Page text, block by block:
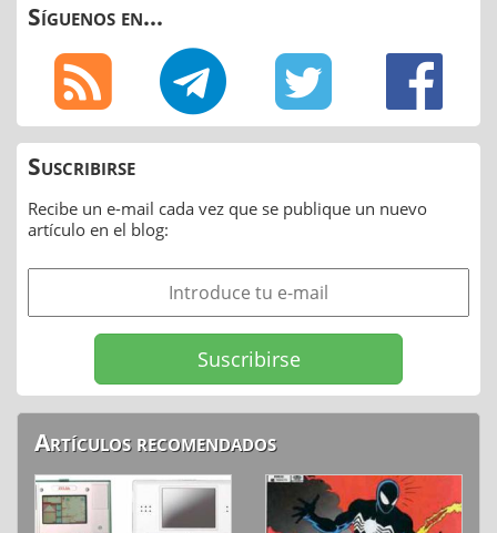
Síguenos en...
Suscribirse
Recibe un e-mail cada vez que se publique un nuevo
artículo en el blog:
Artículos recomendados